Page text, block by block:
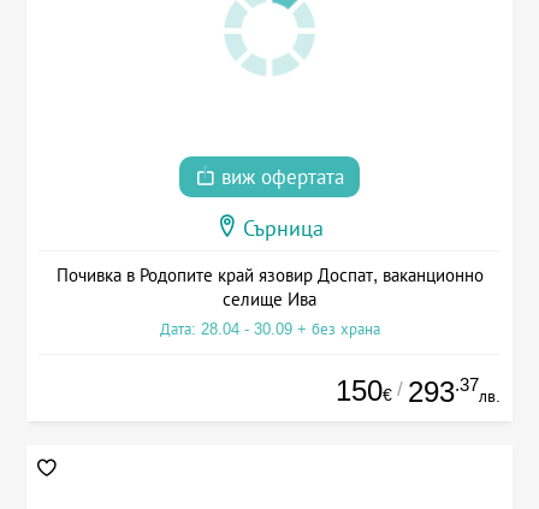
виж офертата
Сърница
Почивка в Родопите край язовир Доспат, ваканционно
селище Ива
Дата: 28.04 - 30.09 + без храна
150€ / 293.37
лв.